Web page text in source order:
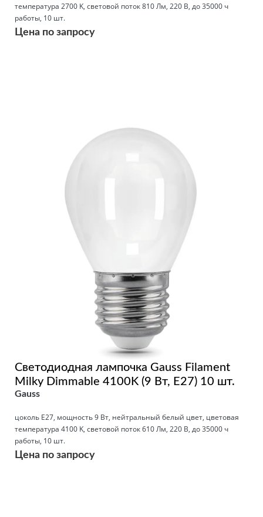
температура 2700 K, световой поток 810 Лм, 220 В, до 35000 ч
работы, 10 шт.
Цена по запросу
Светодиодная лампочка Gauss Filament
Milky Dimmable 4100K (9 Вт, E27) 10 шт.
Gauss
цоколь E27, мощность 9 Вт, нейтральный белый цвет, цветовая
температура 4100 K, световой поток 610 Лм, 220 В, до 35000 ч
работы, 10 шт.
Цена по запросу